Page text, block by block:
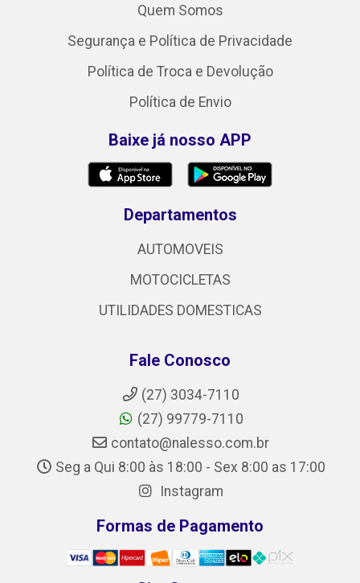
Quem Somos
Segurança e Política de Privacidade
Política de Troca e Devolução
Política de Envio
Baixe já nosso APP
Departamentos
AUTOMOVEIS
MOTOCICLETAS
UTILIDADES DOMESTICAS
Fale Conosco
(27) 3034-7110
(27) 99779-7110
contato@nalesso.com.br
Seg a Qui 8:00 às 18:00 - Sex 8:00 as 17:00
Instagram
Formas de Pagamento